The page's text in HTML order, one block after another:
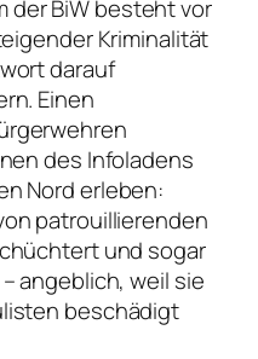
der BiW besteht vor
Kriminalität
darauf
Einen
des Infoladens
Nord erleben:
patrouillierenden
und sogar
angeblich, weil sie
beschädigt